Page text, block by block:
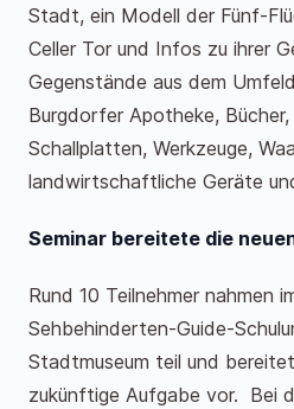
Stadt, ein Modell der Fünf-
Celler Tor und Infos zu ihrer
Gegenstände aus dem
Burgdorfer Apotheke,
Schallplatten, Werkzeuge,
landwirtschaftliche Geräte
Seminar bereitete die
Rund 10 Teilnehmer nahmen
Sehbehinderten-Guide-
Stadtmuseum teil und
zukünftige Aufgabe vor. Bei